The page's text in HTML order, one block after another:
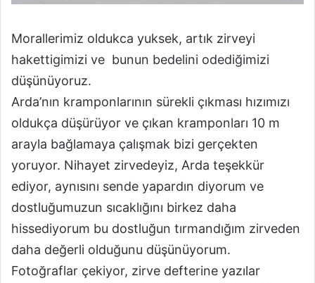
Morallerimiz oldukca yuksek, artık zirveyi
hakettigimizi ve bunun bedelini odediğimizi
düşünüyoruz.
Arda’nın kramponlarının sürekli çıkması hızımızı
oldukça düşürüyor ve çıkan kramponları 10 m
arayla bağlamaya çalışmak bizi gerçekten
yoruyor. Nihayet zirvedeyiz, Arda teşekkür
ediyor, aynısını sende yapardın diyorum ve
dostluğumuzun sıcaklığını birkez daha
hissediyorum bu dostluğun tırmandığım zirveden
daha değerli olduğunu düşünüyorum.
Fotoğraflar çekiyor, zirve defterine yazılar